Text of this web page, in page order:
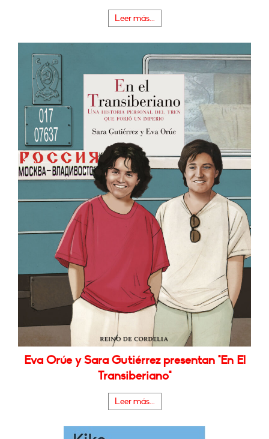
Leer más...
Eva Orúe y Sara Gutiérrez presentan "En El
Transiberiano"
Leer más...